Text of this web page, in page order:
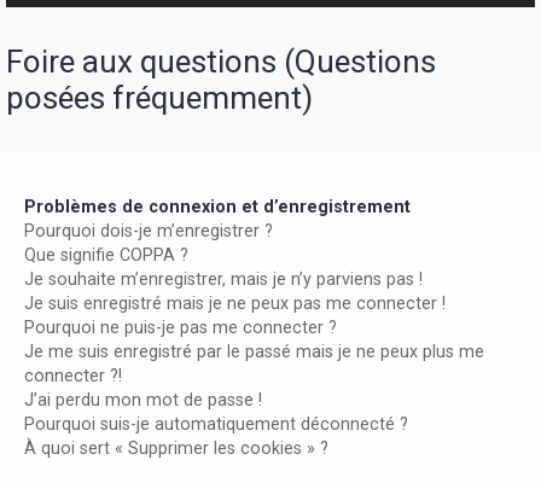
Foire aux questions (Questions
posées fréquemment)
Problèmes de connexion et d’enregistrement
Pourquoi dois-je m’enregistrer ?
Que signifie COPPA ?
Je souhaite m’enregistrer, mais je n’y parviens pas !
Je suis enregistré mais je ne peux pas me connecter !
Pourquoi ne puis-je pas me connecter ?
Je me suis enregistré par le passé mais je ne peux plus me
connecter ?!
J’ai perdu mon mot de passe !
Pourquoi suis-je automatiquement déconnecté ?
À quoi sert « Supprimer les cookies » ?